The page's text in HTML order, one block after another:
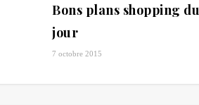
Bons plans shopping du
jour
7 octobre 2015